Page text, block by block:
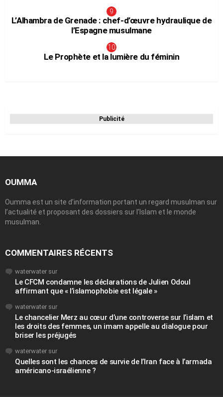
L’Alhambra de Grenade : chef-d’œuvre hydraulique de
l’Espagne musulmane
Le Prophète et la lumière du féminin
Publicité
OUMMA
Oumma est un site d’information portant un regard musulman sur
l’actualité et proposant des dossiers sur l’Islam et le monde
musulman.
COMMENTAIRES RÉCENTS
waterwater sur
Le CFCM condamne les déclarations de Julien Odoul
affirmant que « l’islamophobie est légale »
waterwater sur
Le chancelier Merz au cœur d’une controverse sur l’islam et
les droits des femmes, un imam appelle au dialogue pour
briser les préjugés
waterwater sur
Quelles sont les chances de survie de l’Iran face à l’armada
américano-israélienne ?